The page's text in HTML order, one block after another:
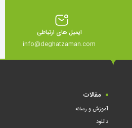
ایمیل های ارتباطی
info@deghatzaman.com
مقالات
آموزش و رسانه
دانلود